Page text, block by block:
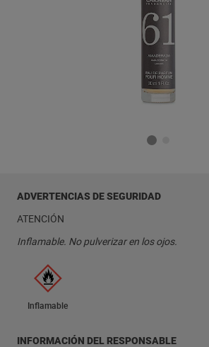
ADVERTENCIAS DE SEGURIDAD
ATENCIÓN
Inflamable. No pulverizar en los ojos.
Inflamable
INFORMACIÓN DEL RESPONSABLE